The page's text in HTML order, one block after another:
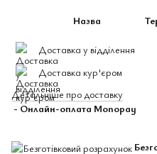
Назва
Доставка у відділення
Доставка кур'єром
Детальніше про доставку
- Онлайн-оплата Monopay